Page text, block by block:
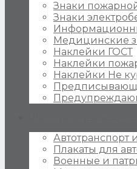
Знаки
Знаки
Медицинские
Наклейки ГОСТ
Наклейки
Наклейки Не
Автотранспорт
Плакаты для
Военные и